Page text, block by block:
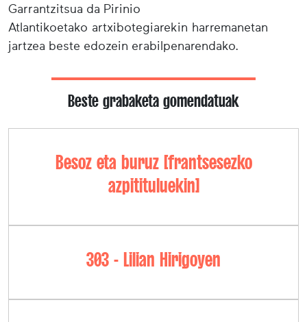
Garrantzitsua da Pirinio
Atlantikoetako artxibotegiarekin harremanetan
jartzea beste edozein erabilpenarendako.
Beste grabaketa gomendatuak
Besoz eta buruz [frantsesezko
azpitituluekin]
303 - Lilian Hirigoyen